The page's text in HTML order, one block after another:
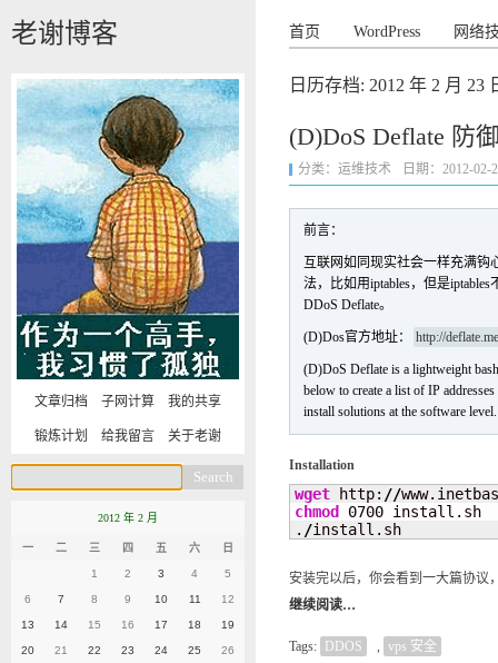
老谢博客 首页 WordPress 网络
日历存档: 2012 年 2 月 23
(D)DoS Deflate 防
分类： 运维技术 日期：2012-02-
前言：
互联网如同现实社会一样充满
法，比如用iptables，但是
DDoS Deflate。
(D)Dos官方地址： http://
(D)DoS Deflate is a lightweight
below to create a list of IP
install solutions at the software level.
Installation
wget http: //
chmod
0700 install.sh
. /install.sh
安装完以后，你会看到一大篇协议
继续阅读…
Tags: DDOS , vps 安全
文章归档 子网计算 我的共享
锻炼计划 给我留言 关于老谢
2012 年 2 月
一 二 三 四 五 六 日
1 2 3 4 5
6 7 8 9 10 11 12
13 14 15 16 17 18 19
20 21 22 23 24 25 26